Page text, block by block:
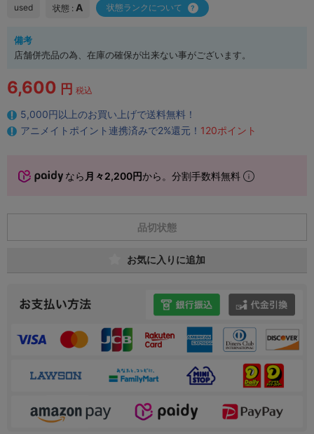
used 状態 : A 状態ランクについて
備考
店舗併売品の為、在庫の確保が出来ない事がございます。
6,600 円 税込
5,000円以上のお買い上げで送料無料！
アニメイトポイント連携済みで2%還元！ 120ポイント
なら 月々2,200円から。分割手数料無料
品切状態
お気に入りに追加